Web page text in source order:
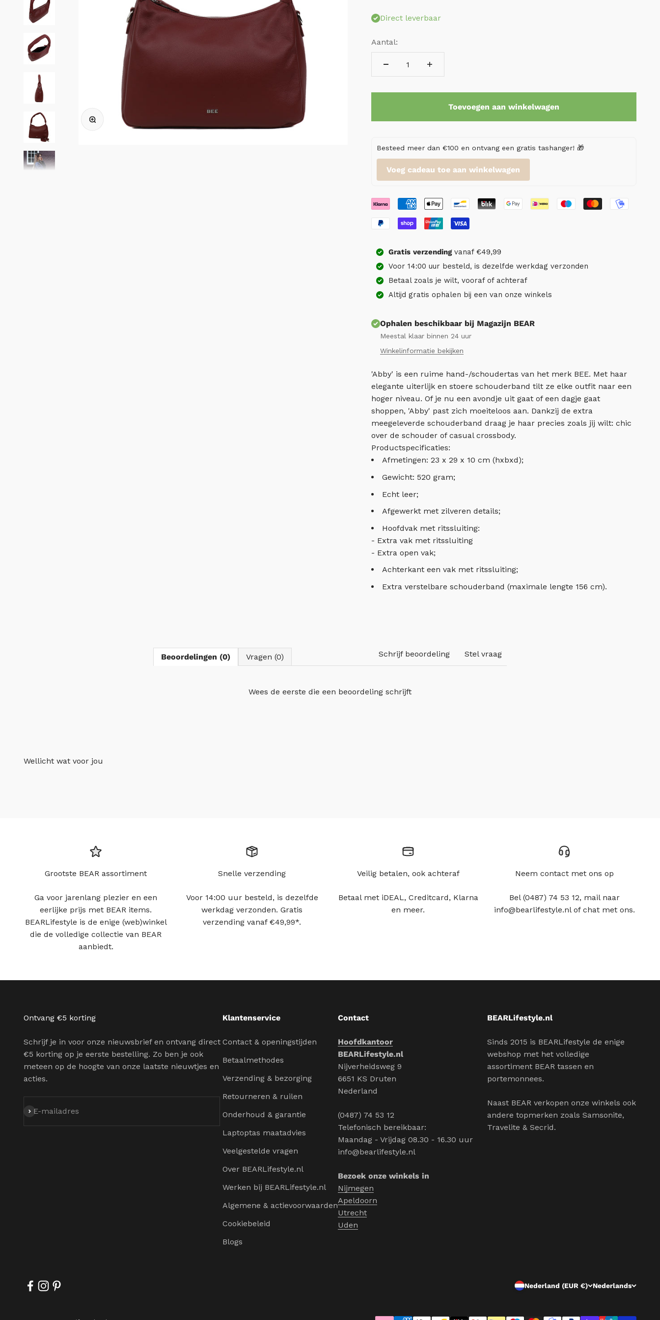
In-/uitzoomen
Direct leverbaar
Aantal:
Toevoegen aan winkelwagen
Besteed meer dan €100 en ontvang een gratis tashanger! 🎁
Voeg cadeau toe aan winkelwagen
Gratis verzendingvanaf €49,99
Voor 14:00 uur besteld, is dezelfde werkdag verzonden
Betaal zoals je wilt, vooraf of achteraf
Altijd gratis ophalen bij een van onze winkels
Ophalen beschikbaar bij Magazijn BEAR
Meestal klaar binnen 24 uur
Winkelinformatie bekijken
'Abby' is een ruime hand-/schoudertas van het merk BEE. Met haar
elegante uiterlijk en stoere schouderband tilt ze elke outfit naar een
hoger niveau. Of je nu een avondje uit gaat of een dagje gaat
shoppen, 'Abby' past zich moeiteloos aan. Dankzij de extra
meegeleverde schouderband draag je haar precies zoals jij wilt: chic
over de schouder of casual crossbody.
Productspecificaties:
Afmetingen: 23 x 29 x 10 cm (hxbxd);
Gewicht: 520 gram;
Echt leer;
Afgewerkt met zilveren details;
Hoofdvak met ritssluiting:
- Extra vak met ritssluiting
- Extra open vak;
Achterkant een vak met ritssluiting;
Extra verstelbare schouderband (maximale lengte 156 cm).
Schrijf beoordeling Stel vraag
Beoordelingen (0) Vragen (0)
Wees de eerste die een beoordeling schrijft
Wellicht wat voor jou
Grootste BEAR assortiment
Ga voor jarenlang plezier en een
eerlijke prijs met BEAR items.
BEARLifestyle is de enige (web)winkel
die de volledige collectie van BEAR
aanbiedt.
Snelle verzending
Voor 14:00 uur besteld, is dezelfde
werkdag verzonden. Gratis
verzending vanaf €49,99*.
Veilig betalen, ook achteraf
Betaal met iDEAL, Creditcard, Klarna
en meer.
Neem contact met ons op
Bel (0487) 74 53 12, mail naar
info@bearlifestyle.nl of chat met ons.
Ontvang €5 korting
Schrijf je in voor onze nieuwsbrief en ontvang direct
€5 korting op je eerste bestelling. Zo ben je ook
meteen op de hoogte van onze laatste nieuwtjes en
acties.
E-mailadres
Abonneren
Klantenservice
Contact & openingstijden
Betaalmethodes
Verzending & bezorging
Retourneren & ruilen
Onderhoud & garantie
Laptoptas maatadvies
Veelgestelde vragen
Over BEARLifestyle.nl
Werken bij BEARLifestyle.nl
Algemene & actievoorwaarden
Cookiebeleid
Blogs
Contact
Hoofdkantoor
BEARLifestyle.nl
Nijverheidsweg 9
6651 KS Druten
Nederland
(0487) 74 53 12
Telefonisch bereikbaar:
Maandag - Vrijdag 08.30 - 16.30 uur
info@bearlifestyle.nl
Bezoek onze winkels in
Nijmegen
Apeldoorn
Utrecht
Uden
BEARLifestyle.nl
Sinds 2015 is BEARLifestyle de enige
webshop met het volledige
assortiment BEAR tassen en
portemonnees.
Naast BEAR verkopen onze winkels ook
andere topmerken zoals Samsonite,
Travelite & Secrid.
Nederland (EUR €) Nederlands